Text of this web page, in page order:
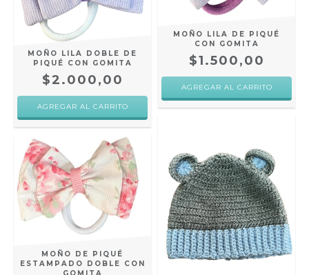
MOÑO LILA DOBLE DE
PIQUÉ CON GOMITA
$2.000,00
MOÑO LILA DE PIQUÉ
CON GOMITA
$1.500,00
MOÑO DE PIQUÉ
ESTAMPADO DOBLE CON
GOMITA